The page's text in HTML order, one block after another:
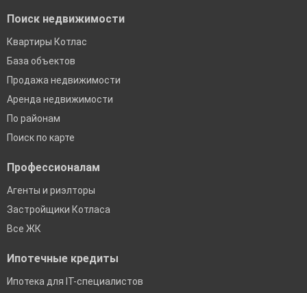
Поиск недвижимости
Квартиры Котлас
База объектов
Продажа недвижимости
Аренда недвижимости
По районам
Поиск по карте
Профессионалам
Агенты и риэлторы
Застройщики Котласа
Все ЖК
Ипотечные кредиты
Ипотека для IT-специалистов